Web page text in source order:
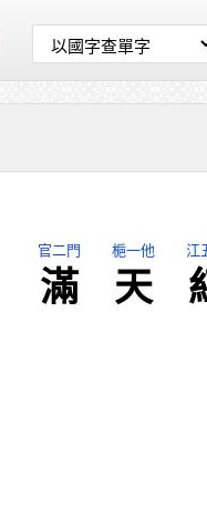
官二門
滿
梔一他
天
江